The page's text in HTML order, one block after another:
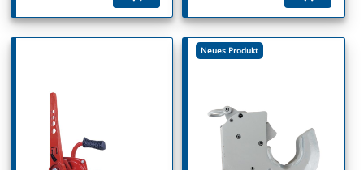
Neues Produkt